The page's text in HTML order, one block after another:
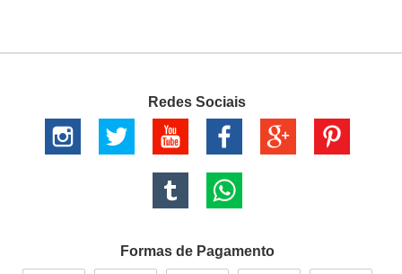
Redes Sociais
Formas de Pagamento